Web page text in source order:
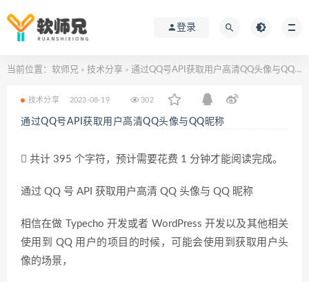
登录
当前位置： 软师兄 > 技术分享 > 通过QQ号API获取用户高清QQ头像与QQ昵称
技术分享 2023-08-19 302
通过QQ号API获取用户高清QQ头像与QQ昵称
共计 395 个字符，预计需要花费 1 分钟才能阅读完成。
通过 QQ 号 API 获取用户高清 QQ 头像与 QQ 昵称
相信在做 Typecho 开发或者 WordPress 开发以及其他相关
使用到 QQ 用户的项目的时候，可能会使用到获取用户头
像的场景，